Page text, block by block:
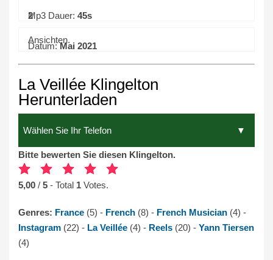
2
Ansichten.
Mp3 Dauer: 45s
Datum:Mai 2021
La Veillée Klingelton
Herunterladen
Bitte bewerten Sie diesen Klingelton.
5,00 / 5 - Total 1 Votes.
Genres: France (5) - French (8) - French Musician (4) -
Instagram (22) - La Veillée (4) - Reels (20) - Yann Tiersen
(4)